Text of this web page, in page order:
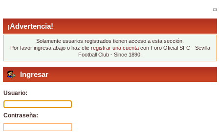
¡Advertencia!
Solamente usuarios registrados tienen acceso a esta sección.
Por favor ingresa abajo o haz clic registrar una cuentacon Foro Oficial SFC - Sevilla
Football Club - Since 1890.
Ingresar
Usuario:
Contraseña: